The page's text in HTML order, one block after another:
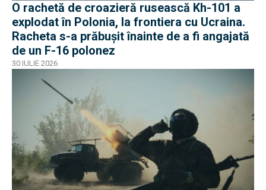
O rachetă de croazieră rusească Kh-101 a
explodat în Polonia, la frontiera cu Ucraina.
Racheta s-a prăbușit înainte de a fi angajată
de un F-16 polonez
30 IULIE 2026